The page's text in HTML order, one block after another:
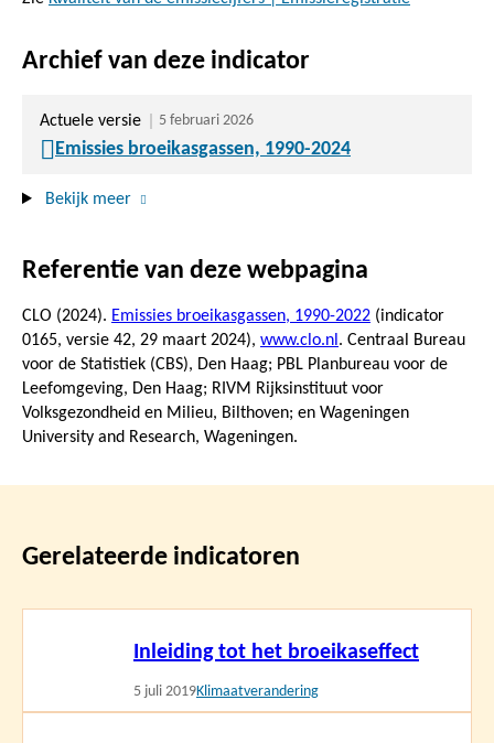
Archief van deze indicator
Actuele versie 5 februari 2026
Emissies broeikasgassen, 1990-2024
Bekijk meer
Referentie van deze webpagina
CLO (2024). Emissies broeikasgassen, 1990-2022 (indicator
0165, versie 42, 29 maart 2024), www.clo.nl . Centraal Bureau
voor de Statistiek (CBS), Den Haag; PBL Planbureau voor de
Leefomgeving, Den Haag; RIVM Rijksinstituut voor
Volksgezondheid en Milieu, Bilthoven; en Wageningen
University and Research, Wageningen.
Gerelateerde indicatoren
Inleiding tot het broeikaseffect
5 juli 2019Klimaatverandering